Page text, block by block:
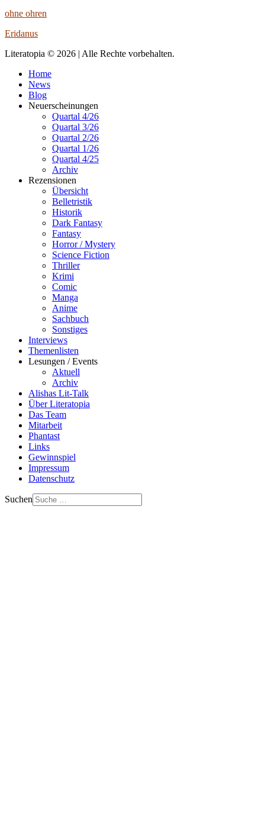
ohne ohren
Eridanus
Literatopia © 2026 | Alle Rechte vorbehalten.
Home
News
Blog
Neuerscheinungen
Quartal 4/26
Quartal 3/26
Quartal 2/26
Quartal 1/26
Quartal 4/25
Archiv
Rezensionen
Übersicht
Belletristik
Historik
Dark Fantasy
Fantasy
Horror / Mystery
Science Fiction
Thriller
Krimi
Comic
Manga
Anime
Sachbuch
Sonstiges
Interviews
Themenlisten
Lesungen / Events
Aktuell
Archiv
Alishas Lit-Talk
Über Literatopia
Das Team
Mitarbeit
Phantast
Links
Gewinnspiel
Impressum
Datenschutz
Suchen